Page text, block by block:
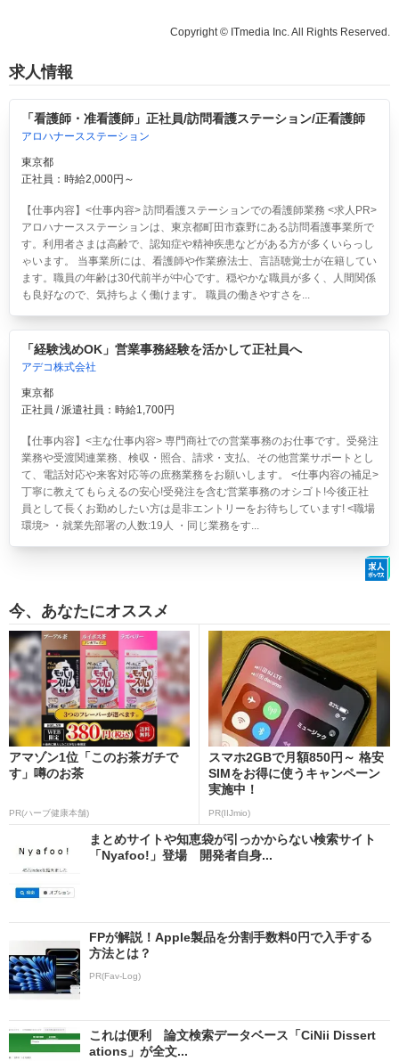
Copyright © ITmedia Inc. All Rights Reserved.
求人情報
「看護師・准看護師」正社員/訪問看護ステーション/正看護師
アロハナースステーション
東京都
正社員：時給2,000円～
【仕事内容】<仕事内容> 訪問看護ステーションでの看護師業務 <求人PR>
アロハナースステーションは、東京都町田市森野にある訪問看護事業所で
す。利用者さまは高齢で、認知症や精神疾患などがある方が多くいらっし
ゃいます。 当事業所には、看護師や作業療法士、言語聴覚士が在籍してい
ます。職員の年齢は30代前半が中心です。穏やかな職員が多く、人間関係
も良好なので、気持ちよく働けます。 職員の働きやすさを...
「経験浅めOK」営業事務経験を活かして正社員へ
アデコ株式会社
東京都
正社員 / 派遣社員：時給1,700円
【仕事内容】<主な仕事内容> 専門商社での営業事務のお仕事です。受発注
業務や受渡関連業務、検収・照合、請求・支払、その他営業サポートとし
て、電話対応や来客対応等の庶務業務をお願いします。 <仕事内容の補足>
丁寧に教えてもらえるの安心!受発注を含む営業事務のオシゴト!今後正社
員として長くお勤めしたい方は是非エントリーをお待ちしています! <職場
環境> ・就業先部署の人数:19人 ・同じ業務をす...
今、あなたにオススメ
アマゾン1位「このお茶ガチで
す」噂のお茶
PR(ハーブ健康本舗)
スマホ2GBで月額850円～ 格安
SIMをお得に使うキャンペーン
実施中！
PR(IIJmio)
まとめサイトや知恵袋が引っかからない検索サイト
「Nyafoo!」登場 開発者自身...
FPが解説！Apple製品を分割手数料0円で入手する
方法とは？
PR(Fav-Log)
これは便利 論文検索データベース「CiNii Dissert
ations」が全文...